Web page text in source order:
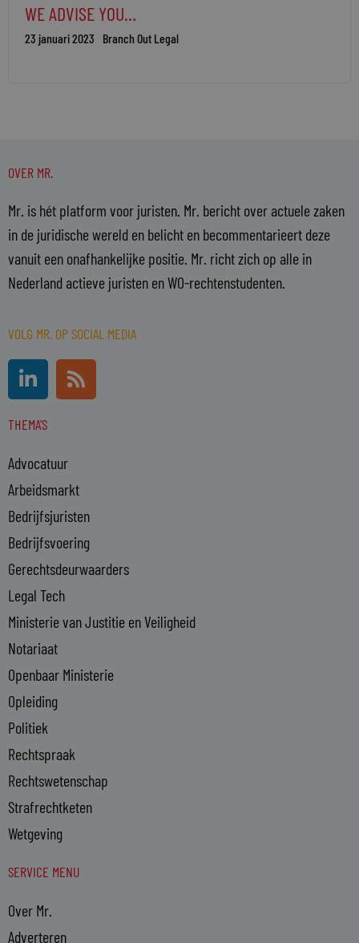
WE ADVISE YOU…
23 januari 2023 Branch Out Legal
OVER MR.
Mr. is hét platform voor juristen. Mr. bericht over actuele zaken
in de juridische wereld en belicht en becommentarieert deze
vanuit een onafhankelijke positie. Mr. richt zich op alle in
Nederland actieve juristen en WO-rechtenstudenten.
VOLG MR. OP SOCIAL MEDIA
L
i
n
k
d
i
n
-
i
n
R
s
s
THEMA'S
Advocatuur
Arbeidsmarkt
Bedrijfsjuristen
Bedrijfsvoering
Gerechtsdeurwaarders
Legal Tech
Ministerie van Justitie en Veiligheid
Notariaat
Openbaar Ministerie
Opleiding
Politiek
Rechtspraak
Rechtswetenschap
Strafrechtketen
Wetgeving
SERVICE MENU
Over Mr.
Adverteren